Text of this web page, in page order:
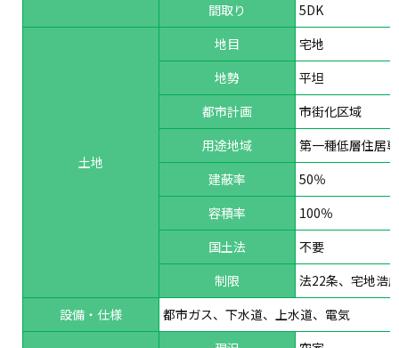
間取り
5DK
土地
地目
宅地
地勢
平坦
都市計画
市街化区域
用途地域
第一種低層住居
建蔽率
50％
容積率
100％
国土法
不要
制限
法22条、宅地浩
設備・仕様
都市ガス、下水道、上水道、電気